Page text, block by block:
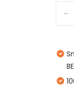
-